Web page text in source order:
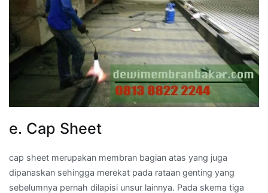
e. Cap Sheet
cap sheet merupakan membran bagian atas yang juga
dipanaskan sehingga merekat pada rataan genting yang
sebelumnya pernah dilapisi unsur lainnya. Pada skema tiga